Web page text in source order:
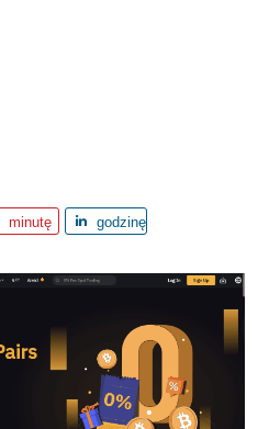
minutę
godzinę